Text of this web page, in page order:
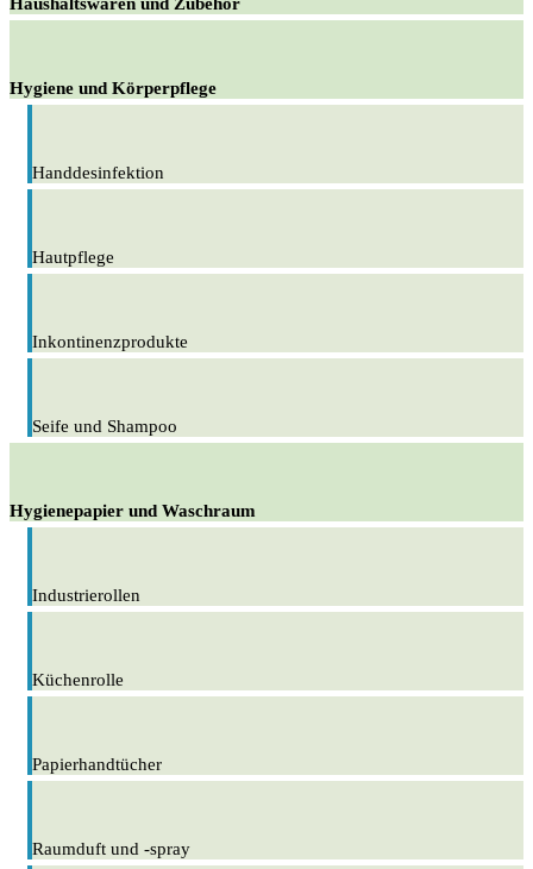
Haushaltswaren und Zubehör
Hygiene und Körperpflege
Handdesinfektion
Hautpflege
Inkontinenzprodukte
Seife und Shampoo
Hygienepapier und Waschraum
Industrierollen
Küchenrolle
Papierhandtücher
Raumduft und -spray